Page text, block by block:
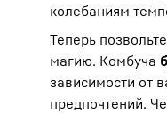
колебаниям
Теперь
магию. Комбуча
зависимости от
предпочтений.